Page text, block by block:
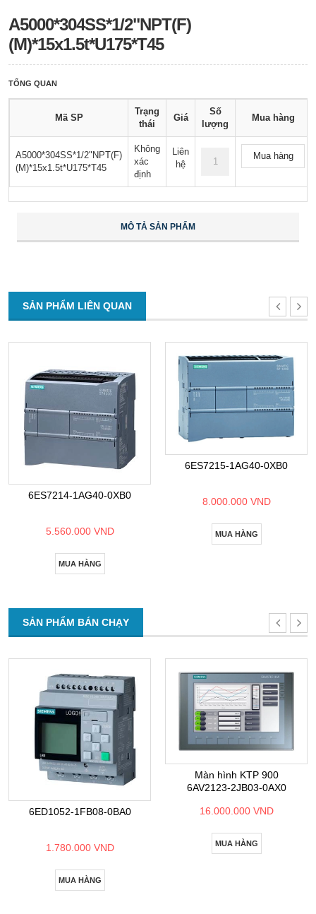
A5000*304SS*1/2"NPT(F)
(M)*15x1.5t*U175*T45
TỔNG QUAN
Mã SP
Trạng
thái
Giá
Số
lượng
Mua hàng
A5000*304SS*1/2"NPT(F)
(M)*15x1.5t*U175*T45
Không
xác
định
Liên
hệ
Mua hàng
MÔ TẢ SẢN PHẨM
SẢN PHẨM LIÊN QUAN
6ES7214-1AG40-0XB0
5.560.000 VND
MUA HÀNG
6ES7215-1AG40-0XB0
8.000.000 VND
MUA HÀNG
SẢN PHẨM BÁN CHẠY
6ED1052-1FB08-0BA0
1.780.000 VND
MUA HÀNG
Màn hình KTP 900
6AV2123-2JB03-0AX0
16.000.000 VND
MUA HÀNG